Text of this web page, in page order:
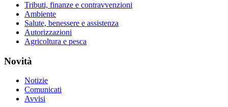
Tributi, finanze e contravvenzioni
Ambiente
Salute, benessere e assistenza
Autorizzazioni
Agricoltura e pesca
Novità
Notizie
Comunicati
Avvisi